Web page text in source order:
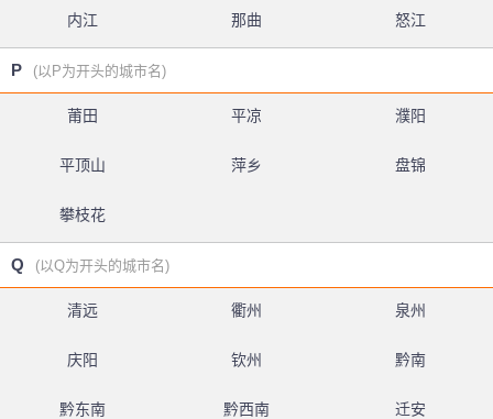
内江 那曲 怒江
P (以P为开头的城市名)
莆田 平凉 濮阳
平顶山 萍乡 盘锦
攀枝花
Q (以Q为开头的城市名)
清远 衢州 泉州
庆阳 钦州 黔南
黔东南 黔西南 迁安